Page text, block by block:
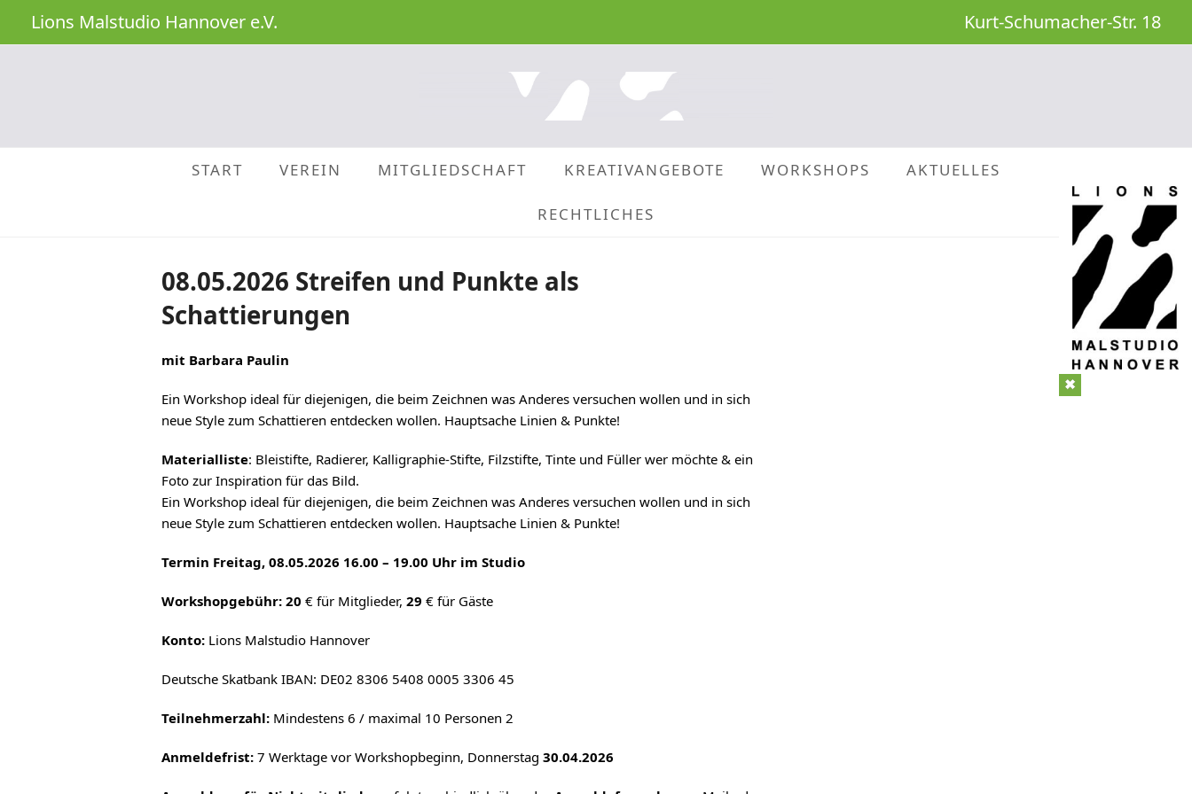
Lions Malstudio Hannover e.V. Kurt-Schumacher-Str. 18
START VEREIN MITGLIEDSCHAFT KREATIVANGEBOTE WORKSHOPS AKTUELLES
RECHTLICHES
08.05.2026 Streifen und Punkte als
Schattierungen
mit Barbara Paulin
Ein Workshop ideal für diejenigen, die beim Zeichnen was Anderes versuchen wollen und in sich
neue Style zum Schattieren entdecken wollen. Hauptsache Linien & Punkte!
Materialliste: Bleistifte, Radierer, Kalligraphie-Stifte, Filzstifte, Tinte und Füller wer möchte & ein
Foto zur Inspiration für das Bild.
Ein Workshop ideal für diejenigen, die beim Zeichnen was Anderes versuchen wollen und in sich
neue Style zum Schattieren entdecken wollen. Hauptsache Linien & Punkte!
Termin Freitag, 08.05.2026 16.00 – 19.00 Uhr im Studio
Workshopgebühr: 20 € für Mitglieder, 29 € für Gäste
Konto: Lions Malstudio Hannover
Deutsche Skatbank IBAN: DE02 8306 5408 0005 3306 45
Teilnehmerzahl: Mindestens 6 / maximal 10 Personen 2
Anmeldefrist: 7 Werktage vor Workshopbeginn, Donnerstag 30.04.2026